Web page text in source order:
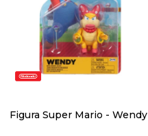
Figura Super Mario - Wendy